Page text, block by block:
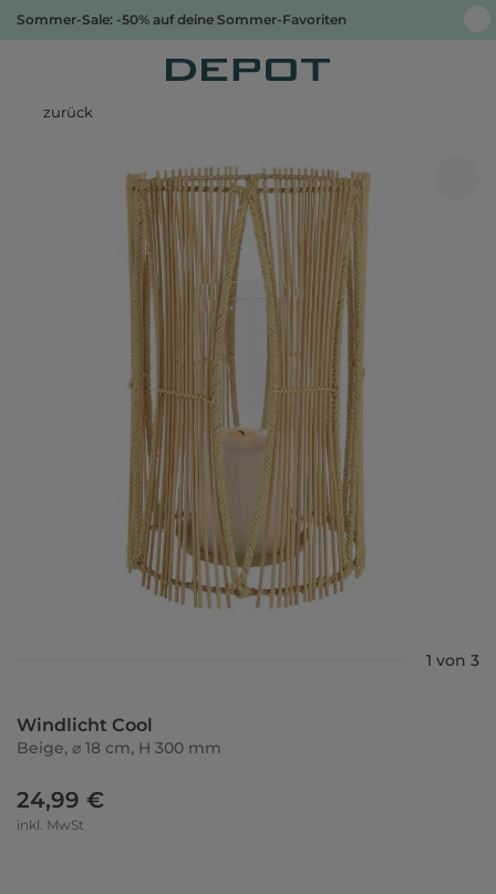
Sommer-Sale: -50% auf deine Sommer-Favoriten
zurück
1 von 3
Windlicht Cool
Beige, ⌀ 18 cm, H 300 mm
24,99 €
inkl. MwSt